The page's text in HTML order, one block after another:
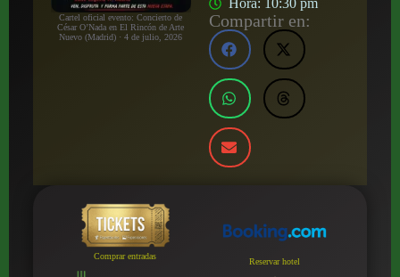
Cartel oficial evento: Concierto de
César O’Nada en El Rincón de Arte
Nuevo (Madrid) · 4 de julio, 2026
Hora: 10:30 pm
Compartir en:
Comprar entradas
Reservar hotel